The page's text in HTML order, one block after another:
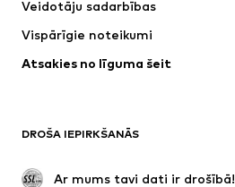
Veidotāju sadarbības
Vispārīgie noteikumi
Atsakies no līguma šeit
DROŠA IEPIRKŠANĀS
Ar mums tavi dati ir drošībā!